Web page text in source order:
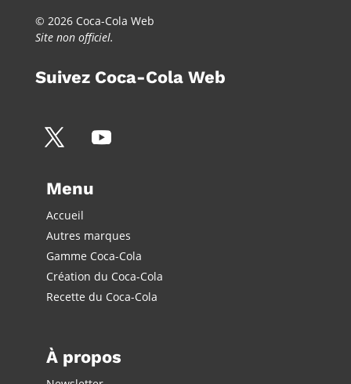
© 2026 Coca-Cola Web
Site non officiel.
Suivez Coca-Cola Web
Menu
Accueil
Autres marques
Gamme Coca-Cola
Création du Coca-Cola
Recette du Coca-Cola
À propos